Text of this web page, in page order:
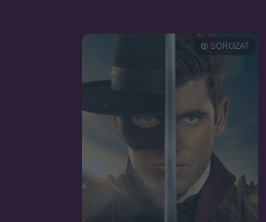
SOROZAT